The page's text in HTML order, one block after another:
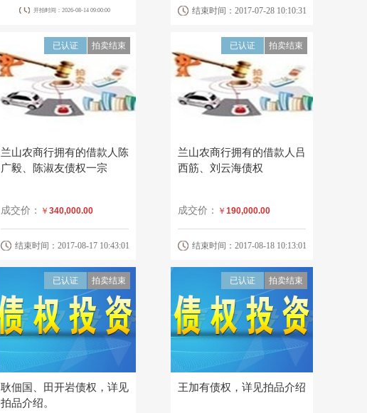
开拍时间：2026-08-14 09:00:00 结束时间：2017-07-28 10:10:31
拍卖结束
已认证
兰山农商行拥有的借款人陈
广毅、陈淑友债权一宗
成交价： ￥ 340,000.00
结束时间：2017-08-17 10:43:01
拍卖结束
已认证
兰山农商行拥有的借款人吕
西筋、刘云海债权
成交价： ￥ 190,000.00
结束时间：2017-08-18 10:13:01
拍卖结束
已认证
耿佃国、田开岩债权，详见
拍品介绍。
拍卖结束
已认证
王加有债权，详见拍品介绍